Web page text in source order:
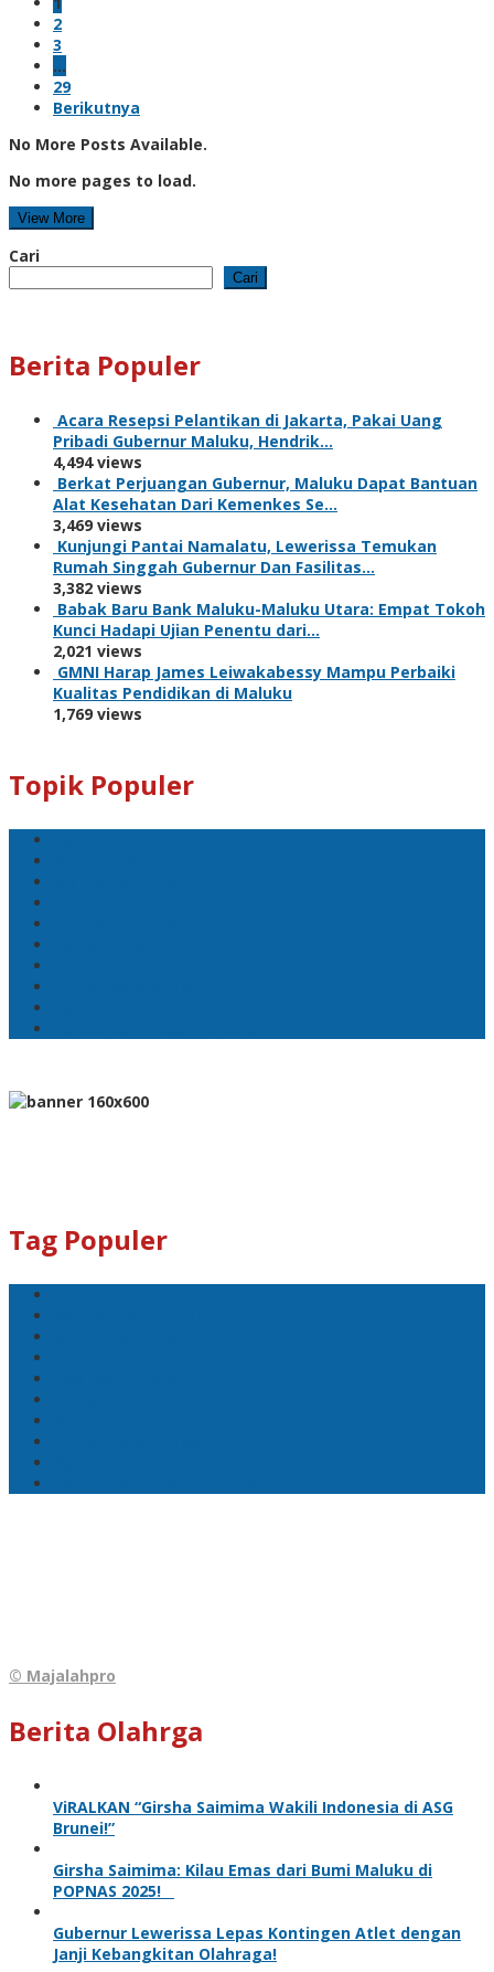
2
3
…
29
Berikutnya
No More Posts Available.
No more pages to load.
View More
Cari
Cari
Berita Populer
Acara Resepsi Pelantikan di Jakarta, Pakai Uang
Pribadi Gubernur Maluku, Hendrik…
4,494 views
Berkat Perjuangan Gubernur, Maluku Dapat Bantuan
Alat Kesehatan Dari Kemenkes Se…
3,469 views
Kunjungi Pantai Namalatu, Lewerissa Temukan
Rumah Singgah Gubernur Dan Fasilitas…
3,382 views
Babak Baru Bank Maluku-Maluku Utara: Empat Tokoh
Kunci Hadapi Ujian Penentu dari…
2,021 views
GMNI Harap James Leiwakabessy Mampu Perbaiki
Kualitas Pendidikan di Maluku
1,769 views
Topik Populer
Tag Populer
© Majalahpro
Berita Olahrga
ViRALKAN “Girsha Saimima Wakili Indonesia di ASG
Brunei!”
Girsha Saimima: Kilau Emas dari Bumi Maluku di
POPNAS 2025!
Gubernur Lewerissa Lepas Kontingen Atlet dengan
Janji Kebangkitan Olahraga!